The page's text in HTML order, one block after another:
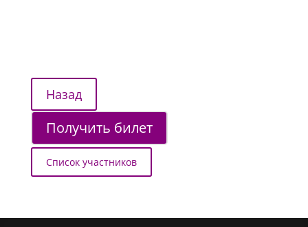
Получить билет
Список участников